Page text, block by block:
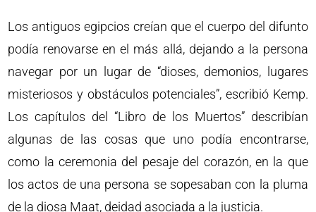
Los antiguos egipcios creían que el cuerpo del difunto
podía renovarse en el más allá, dejando a la persona
navegar por un lugar de “dioses, demonios, lugares
misteriosos y obstáculos potenciales”, escribió Kemp.
Los capítulos del “Libro de los Muertos” describían
algunas de las cosas que uno podía encontrarse,
como la ceremonia del pesaje del corazón, en la que
los actos de una persona se sopesaban con la pluma
de la diosa Maat, deidad asociada a la justicia.